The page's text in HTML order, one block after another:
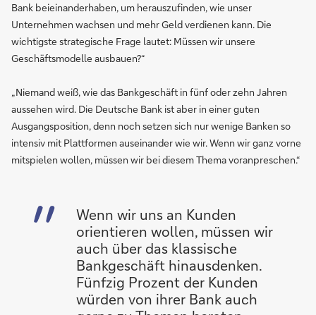
Bank beieinanderhaben, um herauszufinden, wie unser
Unternehmen wachsen und mehr Geld verdienen kann. Die
wichtigste strategische Frage lautet: Müssen wir unsere
Geschäftsmodelle ausbauen?“
„Niemand weiß, wie das Bankgeschäft in fünf oder zehn Jahren
aussehen wird. Die Deutsche Bank ist aber in einer guten
Ausgangsposition, denn noch setzen sich nur wenige Banken so
intensiv mit Plattformen auseinander wie wir. Wenn wir ganz vorne
mitspielen wollen, müssen wir bei diesem Thema voranpreschen.“
Wenn wir uns an Kunden
orientieren wollen, müssen wir
auch über das klassische
Bankgeschäft hinausdenken.
Fünfzig Prozent der Kunden
würden von ihrer Bank auch